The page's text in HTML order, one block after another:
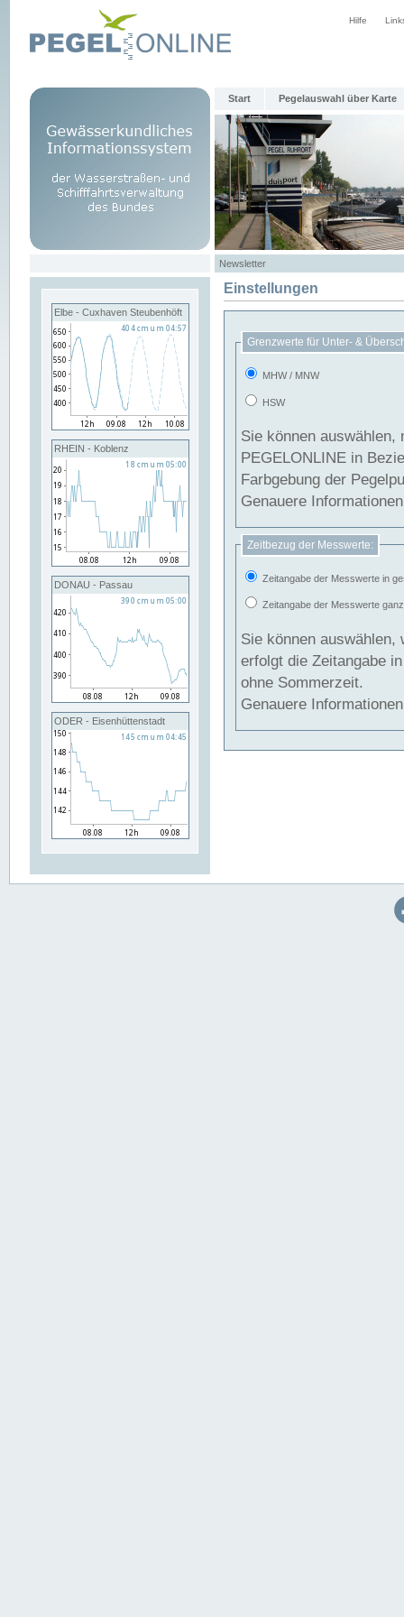
Hilfe
Start Pegelauswahl über Karte
Newsletter
Elbe - Cuxhaven Steubenhöft
RHEIN - Koblenz
DONAU - Passau
ODER - Eisenhüttenstadt
Einstellungen
Grenzwerte für Unter- &
MHW / MNW
HSW
Sie können
PEGELONLINE in Beziehung
Farbgebung der
Genauere
Zeitbezug der Messwerte:
Zeitangabe der Messwerte in
Zeitangabe der Messwerte
Sie können auswählen,
erfolgt die Zeitangabe
ohne Sommerzeit.
Genauere